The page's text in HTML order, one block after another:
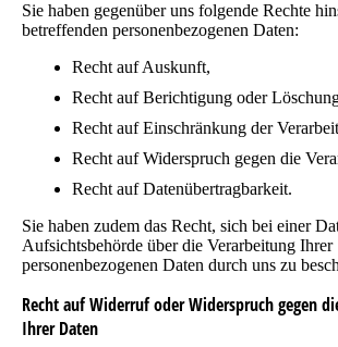
Sie haben gegenüber uns folgende Rechte
betreffenden personenbezogenen Daten:
Recht auf Auskunft,
Recht auf Berichtigung oder
Recht auf Einschränkung der
Recht auf Widerspruch gegen die
Recht auf Datenübertragbarkeit.
Sie haben zudem das Recht, sich bei einer
Aufsichtsbehörde über die Verarbeitung Ihrer
personenbezogenen Daten durch uns zu
Recht auf Widerruf oder Widerspruch gegen
Ihrer Daten